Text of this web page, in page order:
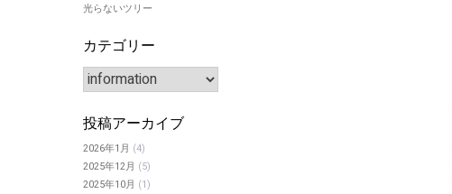
光らないツリー
カテゴリー
投稿アーカイブ
2026年1月 (4)
2025年12月 (5)
2025年10月 (1)